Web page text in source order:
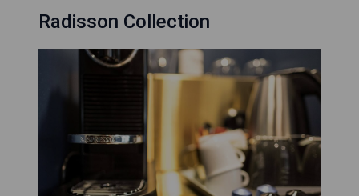
Radisson Collection